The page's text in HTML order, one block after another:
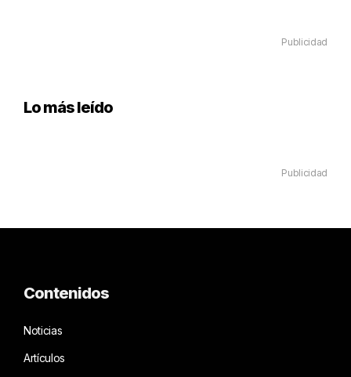
Publicidad
Lo más leído
Publicidad
Contenidos
Noticias
Artículos